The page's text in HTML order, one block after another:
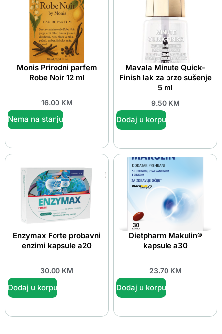
Monis Prirodni parfem
Robe Noir 12 ml
16.00 KM
Nema na stanju
Mavala Minute Quick-
Finish lak za brzo sušenje
5 ml
9.50 KM
Dodaj u korpu
Enzymax Forte probavni
enzimi kapsule a20
30.00 KM
Dodaj u korpu
Dietpharm Makulin®
kapsule a30
23.70 KM
Dodaj u korpu